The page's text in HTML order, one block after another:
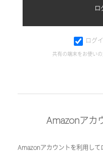
ログ
共有の端末をお使い
Amazonアカ
Amazonアカウントを利用して